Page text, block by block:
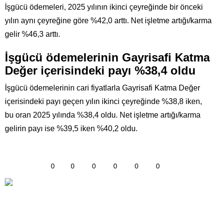
İşgücü ödemeleri, 2025 yılının ikinci çeyreğinde bir önceki
yılın aynı çeyreğine göre %42,0 arttı. Net işletme artığı/karma
gelir %46,3 arttı.
İşgücü ödemelerinin Gayrisafi Katma
Değer içerisindeki payı %38,4 oldu
İşgücü ödemelerinin cari fiyatlarla Gayrisafi Katma Değer
içerisindeki payı geçen yılın ikinci çeyreğinde %38,8 iken,
bu oran 2025 yılında %38,4 oldu. Net işletme artığı/karma
gelirin payı ise %39,5 iken %40,2 oldu.
0 0 0 0 0 0